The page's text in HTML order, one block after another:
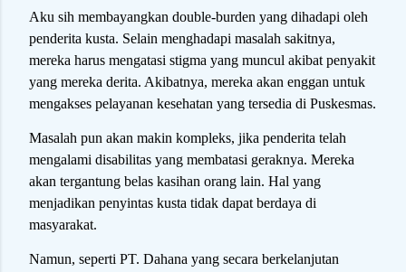
Aku sih membayangkan double-burden yang dihadapi oleh
penderita kusta. Selain menghadapi masalah sakitnya,
mereka harus mengatasi stigma yang muncul akibat penyakit
yang mereka derita. Akibatnya, mereka akan enggan untuk
mengakses pelayanan kesehatan yang tersedia di Puskesmas.
Masalah pun akan makin kompleks, jika penderita telah
mengalami disabilitas yang membatasi geraknya. Mereka
akan tergantung belas kasihan orang lain. Hal yang
menjadikan penyintas kusta tidak dapat berdaya di
masyarakat.
Namun, seperti PT. Dahana yang secara berkelanjutan